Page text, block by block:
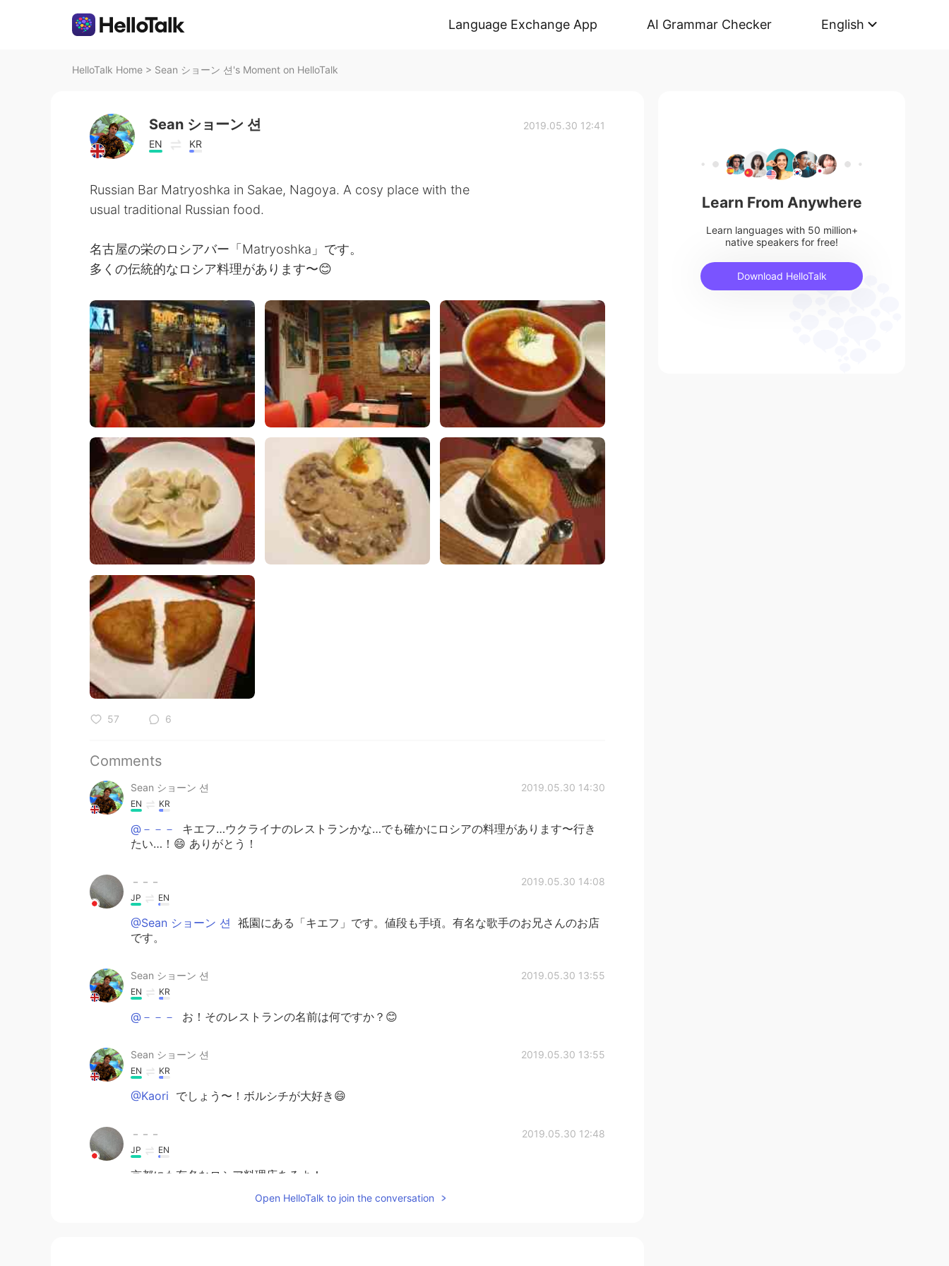
Language Exchange App AI Grammar Checker English
HelloTalk Home > Sean ショーン 션's Moment on HelloTalk
Sean ショーン 션
EN KR
2019.05.30 12:41
Russian Bar Matryoshka in Sakae, Nagoya. A cosy place with the
usual traditional Russian food.
名古屋の栄のロシアバー「Matryoshka」です。
多くの伝統的なロシア料理があります〜😊
57 6
Comments
Sean ショーン 션 2019.05.30 14:30
EN KR
@－－－
キエフ…ウクライナのレストランかな…でも確かにロシアの料理があります〜行き
たい…！😄 ありがとう！
－－－ 2019.05.30 14:08
JP EN
@Sean ショーン 션 祗園にある「キエフ」です。値段も手頃。有名な歌手のお兄さんのお店
です。
Sean ショーン 션 2019.05.30 13:55
EN KR
@－－－ お！そのレストランの名前は何ですか？😊
Sean ショーン 션 2019.05.30 13:55
EN KR
@Kaori でしょう〜！ボルシチが大好き😄
－－－ 2019.05.30 12:48
JP EN
京都にも有名なロシア料理店あるよ！
Open HelloTalk to join the conversation
Learn From Anywhere
Learn languages with 50 million+
native speakers for free!
Download HelloTalk